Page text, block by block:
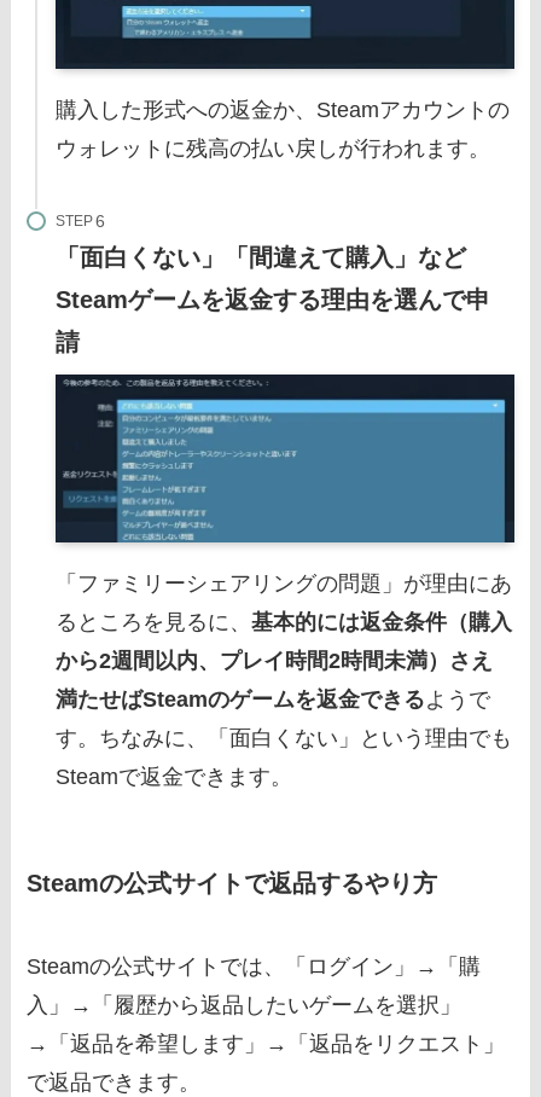
購入した形式への返金か、Steamアカウントの
ウォレットに残高の払い戻しが行われます。
STEP
「面白くない」「間違えて購入」など
Steamゲームを返金する理由を選んで申
請
「ファミリーシェアリングの問題」が理由にあ
るところを見るに、基本的には返金条件（購入
から2週間以内、プレイ時間2時間未満）さえ
満たせばSteamのゲームを返金できるようで
す。ちなみに、「面白くない」という理由でも
Steamで返金できます。
Steamの公式サイトで返品するやり方
Steamの公式サイトでは、「ログイン」→「購
入」→「履歴から返品したいゲームを選択」
→「返品を希望します」→「返品をリクエスト」
で返品できます。